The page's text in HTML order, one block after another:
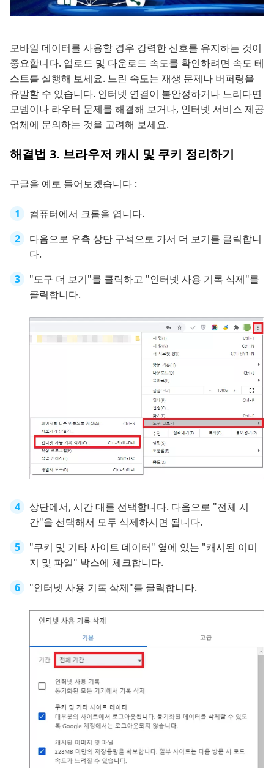
모바일 데이터를 사용할 경우 강력한 신호를 유지하는 것이
중요합니다. 업로드 및 다운로드 속도를 확인하려면 속도 테
스트를 실행해 보세요. 느린 속도는 재생 문제나 버퍼링을
유발할 수 있습니다. 인터넷 연결이 불안정하거나 느리다면
모뎀이나 라우터 문제를 해결해 보거나, 인터넷 서비스 제공
업체에 문의하는 것을 고려해 보세요.
해결법 3. 브라우저 캐시 및 쿠키 정리하기
구글을 예로 들어보겠습니다 :
컴퓨터에서 크롬을 엽니다.
다음으로 우측 상단 구석으로 가서 더 보기를 클릭합니
다.
"도구 더 보기"를 클릭하고 "인터넷 사용 기록 삭제"를
클릭합니다.
상단에서, 시간 대를 선택합니다. 다음으로 "전체 시
간"을 선택해서 모두 삭제하시면 됩니다.
"쿠키 및 기타 사이트 데이터" 옆에 있는 "캐시된 이미
지 및 파일" 박스에 체크합니다.
"인터넷 사용 기록 삭제"를 클릭합니다.